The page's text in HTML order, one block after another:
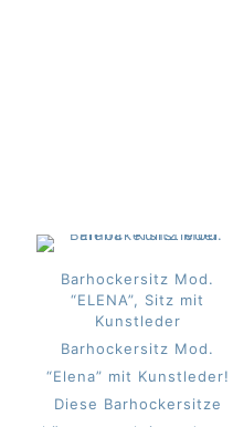
Barhockersitz Mod.
“ELENA”, Sitz mit
Kunstleder
Barhockersitz Mod.
“Elena” mit Kunstleder!
Diese Barhockersitze